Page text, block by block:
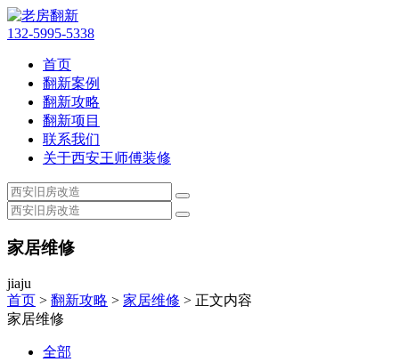
132-5995-5338
首页
翻新案例
翻新攻略
翻新项目
联系我们
关于西安王师傅装修
家居维修
jiaju
首页 > 翻新攻略 > 家居维修 > 正文内容
家居维修
全部